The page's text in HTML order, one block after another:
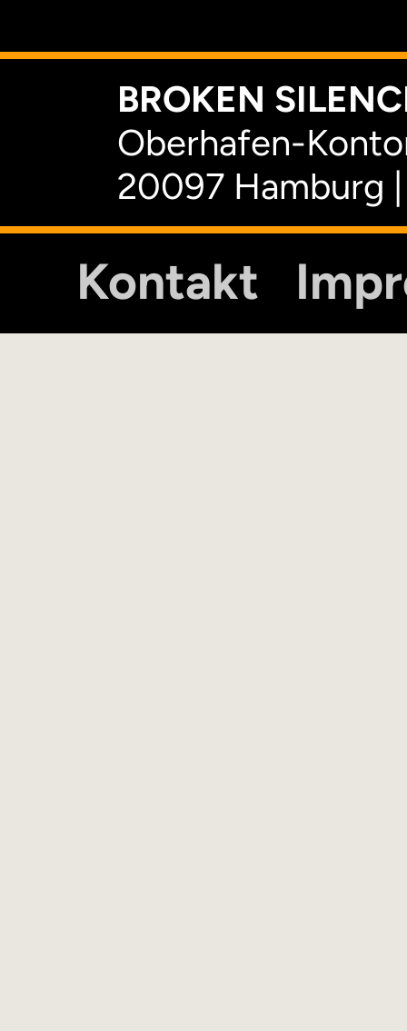
BROKEN
Oberhafen-
20097 Hamburg
Kontakt